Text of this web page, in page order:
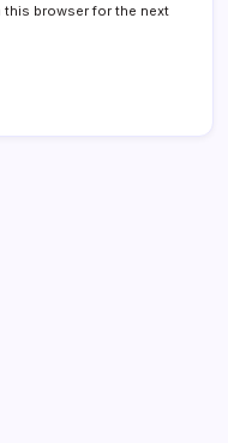
this browser for the next